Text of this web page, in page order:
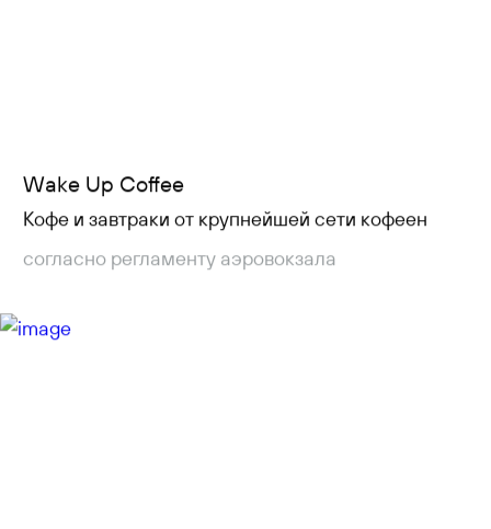
Wake Up Coffee
Кофе и завтраки от крупнейшей сети кофеен
согласно регламенту аэровокзала